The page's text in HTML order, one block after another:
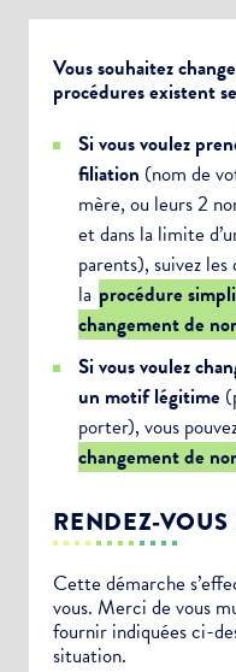
Vous souhaitez
procédures existent
Si vous voulez
filiation (nom de
mère, ou leurs 2
et dans la limite
parents), suivez
la procédure
changement de
Si vous voulez
un motif légitime
porter), vous
changement de
RENDEZ-
Cette démarche
vous. Merci de vous
fournir indiquées ci-
situation.